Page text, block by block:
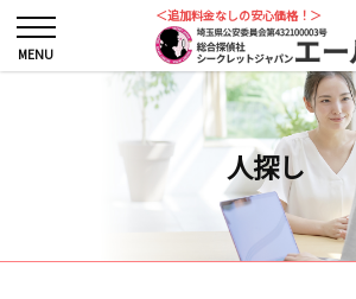
人探し
＜追加料金なしの安心価格！＞